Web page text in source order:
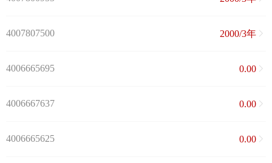
4007807500 2000/3年
4006665695 0.00
4006667637 0.00
4006665625 0.00